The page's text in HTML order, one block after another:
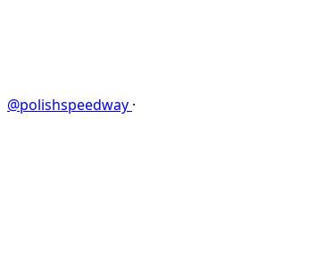
@polishspeedway ·